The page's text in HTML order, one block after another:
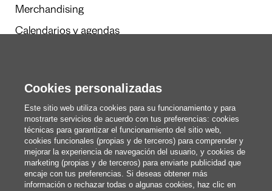
Merchandising
Calendarios y agendas
Redacción
Estos somos nosotros
blog@pixartprinting.com
Cookies personalizadas
Este sitio web utiliza cookies para su funcionamiento y para
mostrarte servicios de acuerdo con tus preferencias: cookies
técnicas para garantizar el funcionamiento del sitio web,
cookies funcionales (propias y de terceros) para comprender y
mejorar la experiencia de navegación del usuario, y cookies de
marketing (propias y de terceros) para enviarte publicidad que
encaje con tus preferencias. Si deseas obtener más
información o rechazar todas o algunas cookies, haz clic en